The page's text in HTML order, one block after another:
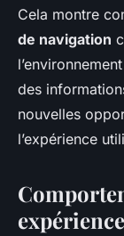
Cela montre
de navigation
des
nouvelles
l’expérience